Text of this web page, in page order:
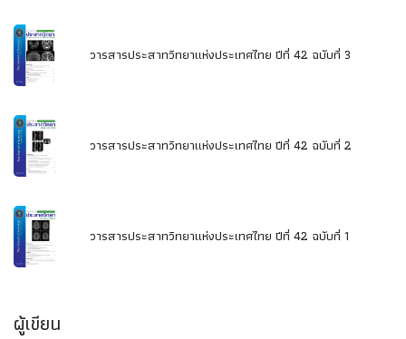
วารสารประสาทวิทยาแห่งประเทศไทย ปีที่ 42 ฉบับที่ 3
วารสารประสาทวิทยาแห่งประเทศไทย ปีที่ 42 ฉบับที่ 2
วารสารประสาทวิทยาแห่งประเทศไทย ปีที่ 42 ฉบับที่ 1
ผู้เขียน